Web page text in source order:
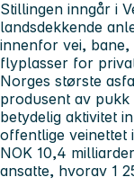
Stillingen inngår i
landsdekkende
innenfor vei,
flyplasser for
Norges største
produsent av
betydelig aktivitet
offentlige veinettet
NOK 10,4
ansatte, hvorav 1